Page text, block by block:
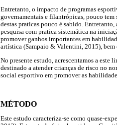
Entretanto, o impacto de programas
governamentais e filantrópicas, pouco
destas praticas pouco é sabido.
pesquisa com pratica sistemática na
promover ganhos importantes em
artística (Sampaio & Valentini, 2015),
No presente estudo, acrescentamos a
destinado a atender crianças de risco no
social esportivo em promover as
MÉTODO
Este estudo caracteriza-se como quase-